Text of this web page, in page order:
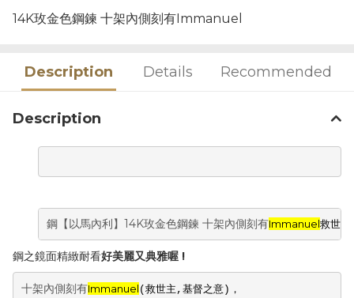
14K玫金色鋼鍊 十架內側刻有Immanuel
Description Details Recommended
Description
鋼【以馬內利】 14K玫金色鋼鍊 十架內側刻有Immanuel救世主
鋼之鏡面精緻耐看好美麗又典雅喔 !
十架內側刻有Immanuel (救世主 , 基督之意) ，